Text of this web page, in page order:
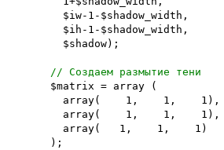
$iw-1-$shadow_width,
$ih-1-$shadow_width,
$shadow);
// Создаем размытие тени
$matrix = array (
array( 1, 1, 1),
array( 1, 1, 1),
array( 1, 1,
);